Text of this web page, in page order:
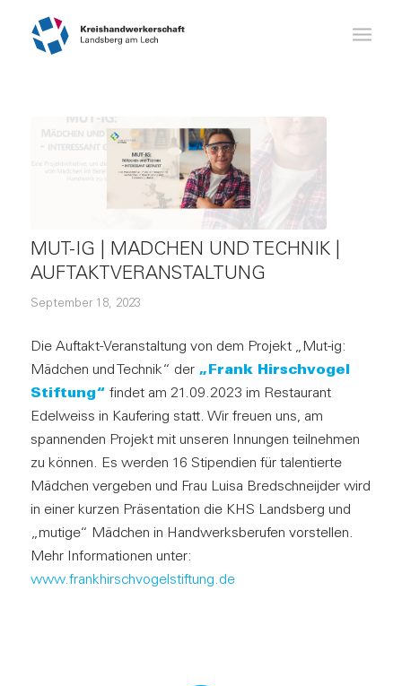
MUT-IG | MÄDCHEN UND TECHNIK |
AUFTAKTVERANSTALTUNG
September 18, 2023
Die Auftakt-Veranstaltung von dem Projekt „Mut-ig:
Mädchen und Technik“ der „Frank Hirschvogel
Stiftung“ findet am 21.09.2023 im Restaurant
Edelweiss in Kaufering statt. Wir freuen uns, am
spannenden Projekt mit unseren Innungen teilnehmen
zu können. Es werden 16 Stipendien für talentierte
Mädchen vergeben und Frau Luisa Bredschneijder wird
in einer kurzen Präsentation die KHS Landsberg und
„mutige“ Mädchen in Handwerksberufen vorstellen.
Mehr Informationen unter:
www.frankhirschvogelstiftung.de